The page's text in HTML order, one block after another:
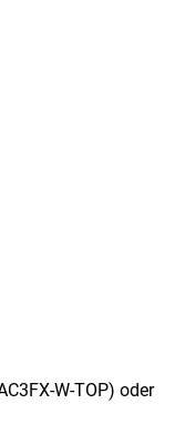
W-TOP) oder